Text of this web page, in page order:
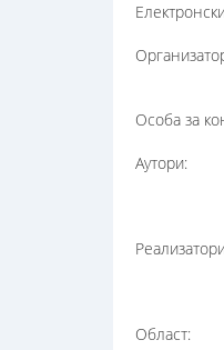
Особа за
Аутори:
Област: